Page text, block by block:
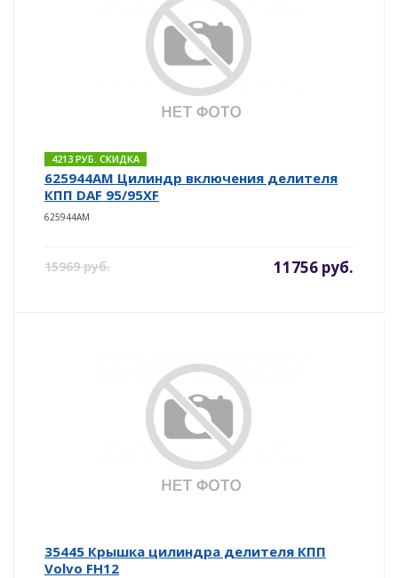
4213 РУБ. СКИДКА
625944AM Цилиндр включения делителя
КПП DAF 95/95XF
625944AM
15969 руб. 11756 руб.
35445 Крышка цилиндра делителя КПП
Volvo FH12